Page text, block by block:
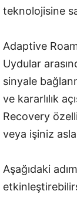
teknolojisine
Adaptive
Uydular
sinyale
ve kararlılık
Recovery
veya işiniz
Aşağıdaki